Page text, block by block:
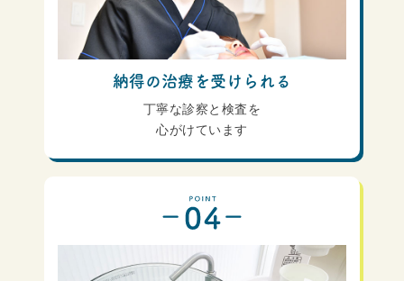
納得の治療を受けられる
丁寧な診察と検査を
心がけています